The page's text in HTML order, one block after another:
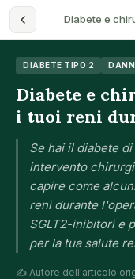
Diabete e
DIABETE TIPO 2
Diabete e
i tuoi reni
Se hai il diabete
intervento
capire come
reni durante
SGLT2-inibitori e
per la tua salute
✍️ Autore dell'articolo